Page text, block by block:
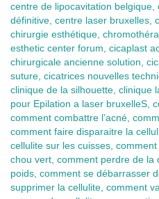
centre de lipocavitation
définitive, centre laser bruxelles,
chirurgie esthétique,
esthetic center forum, cicaplast
chirurgicale ancienne solution,
suture, cicatrices nouvelles
clinique de la silhouette, clinique
pour Epilation a laser bruxelleS,
comment combattre l’acné,
comment faire disparaitre la
cellulite sur les cuisses,
chou vert, comment perdre de la
poids, comment se débarrasser
supprimer la cellulite, comment